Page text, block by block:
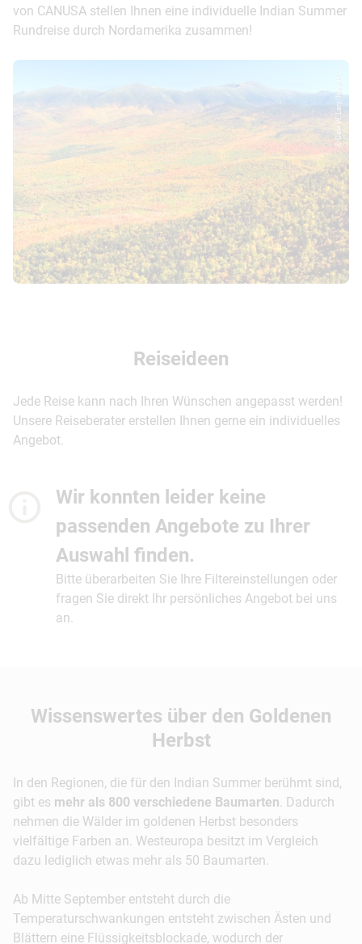
von CANUSA stellen Ihnen eine individuelle Indian Summer
Rundreise durch Nordamerika zusammen!
© Dale W. Lary/New H...
Reiseideen
Jede Reise kann nach Ihren Wünschen angepasst werden!
Unsere Reiseberater erstellen Ihnen gerne ein individuelles
Angebot.
Wir konnten leider keine
passenden Angebote zu Ihrer
Auswahl finden.
Bitte überarbeiten Sie Ihre Filtereinstellungen oder
fragen Sie direkt Ihr persönliches Angebot bei uns
an.
Wissenswertes über den Goldenen
Herbst
In den Regionen, die für den Indian Summer berühmt sind,
gibt es mehr als 800 verschiedene Baumarten. Dadurch
nehmen die Wälder im goldenen Herbst besonders
vielfältige Farben an. Westeuropa besitzt im Vergleich
dazu lediglich etwas mehr als 50 Baumarten.
Ab Mitte September entsteht durch die
Temperaturschwankungen entsteht zwischen Ästen und
Blättern eine Flüssigkeitsblockade, wodurch der